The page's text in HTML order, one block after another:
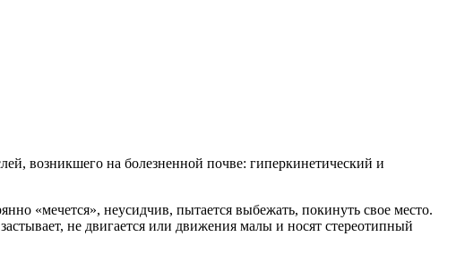
возникшего на болезненной почве: гиперкинетический и
«мечется», неусидчив, пытается выбежать, покинуть свое место.
не двигается или движения малы и носят стереотипный